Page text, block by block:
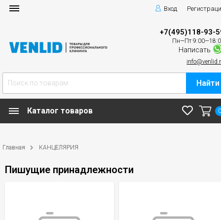
Вход
+7(495)118-93-
Пн—Пт
Написать
Найти
Каталог товаров
Главная КАНЦЕЛЯРИЯ
Пишущие принадлежности